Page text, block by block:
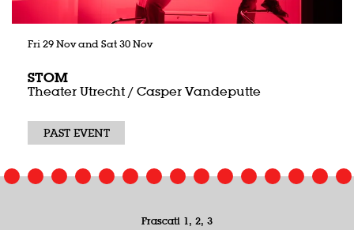
STOM
Theater Utrecht / Casper Vandeputte
Fri 29 NovandSat 30 Nov
PAST EVENT
Frascati 1, 2, 3